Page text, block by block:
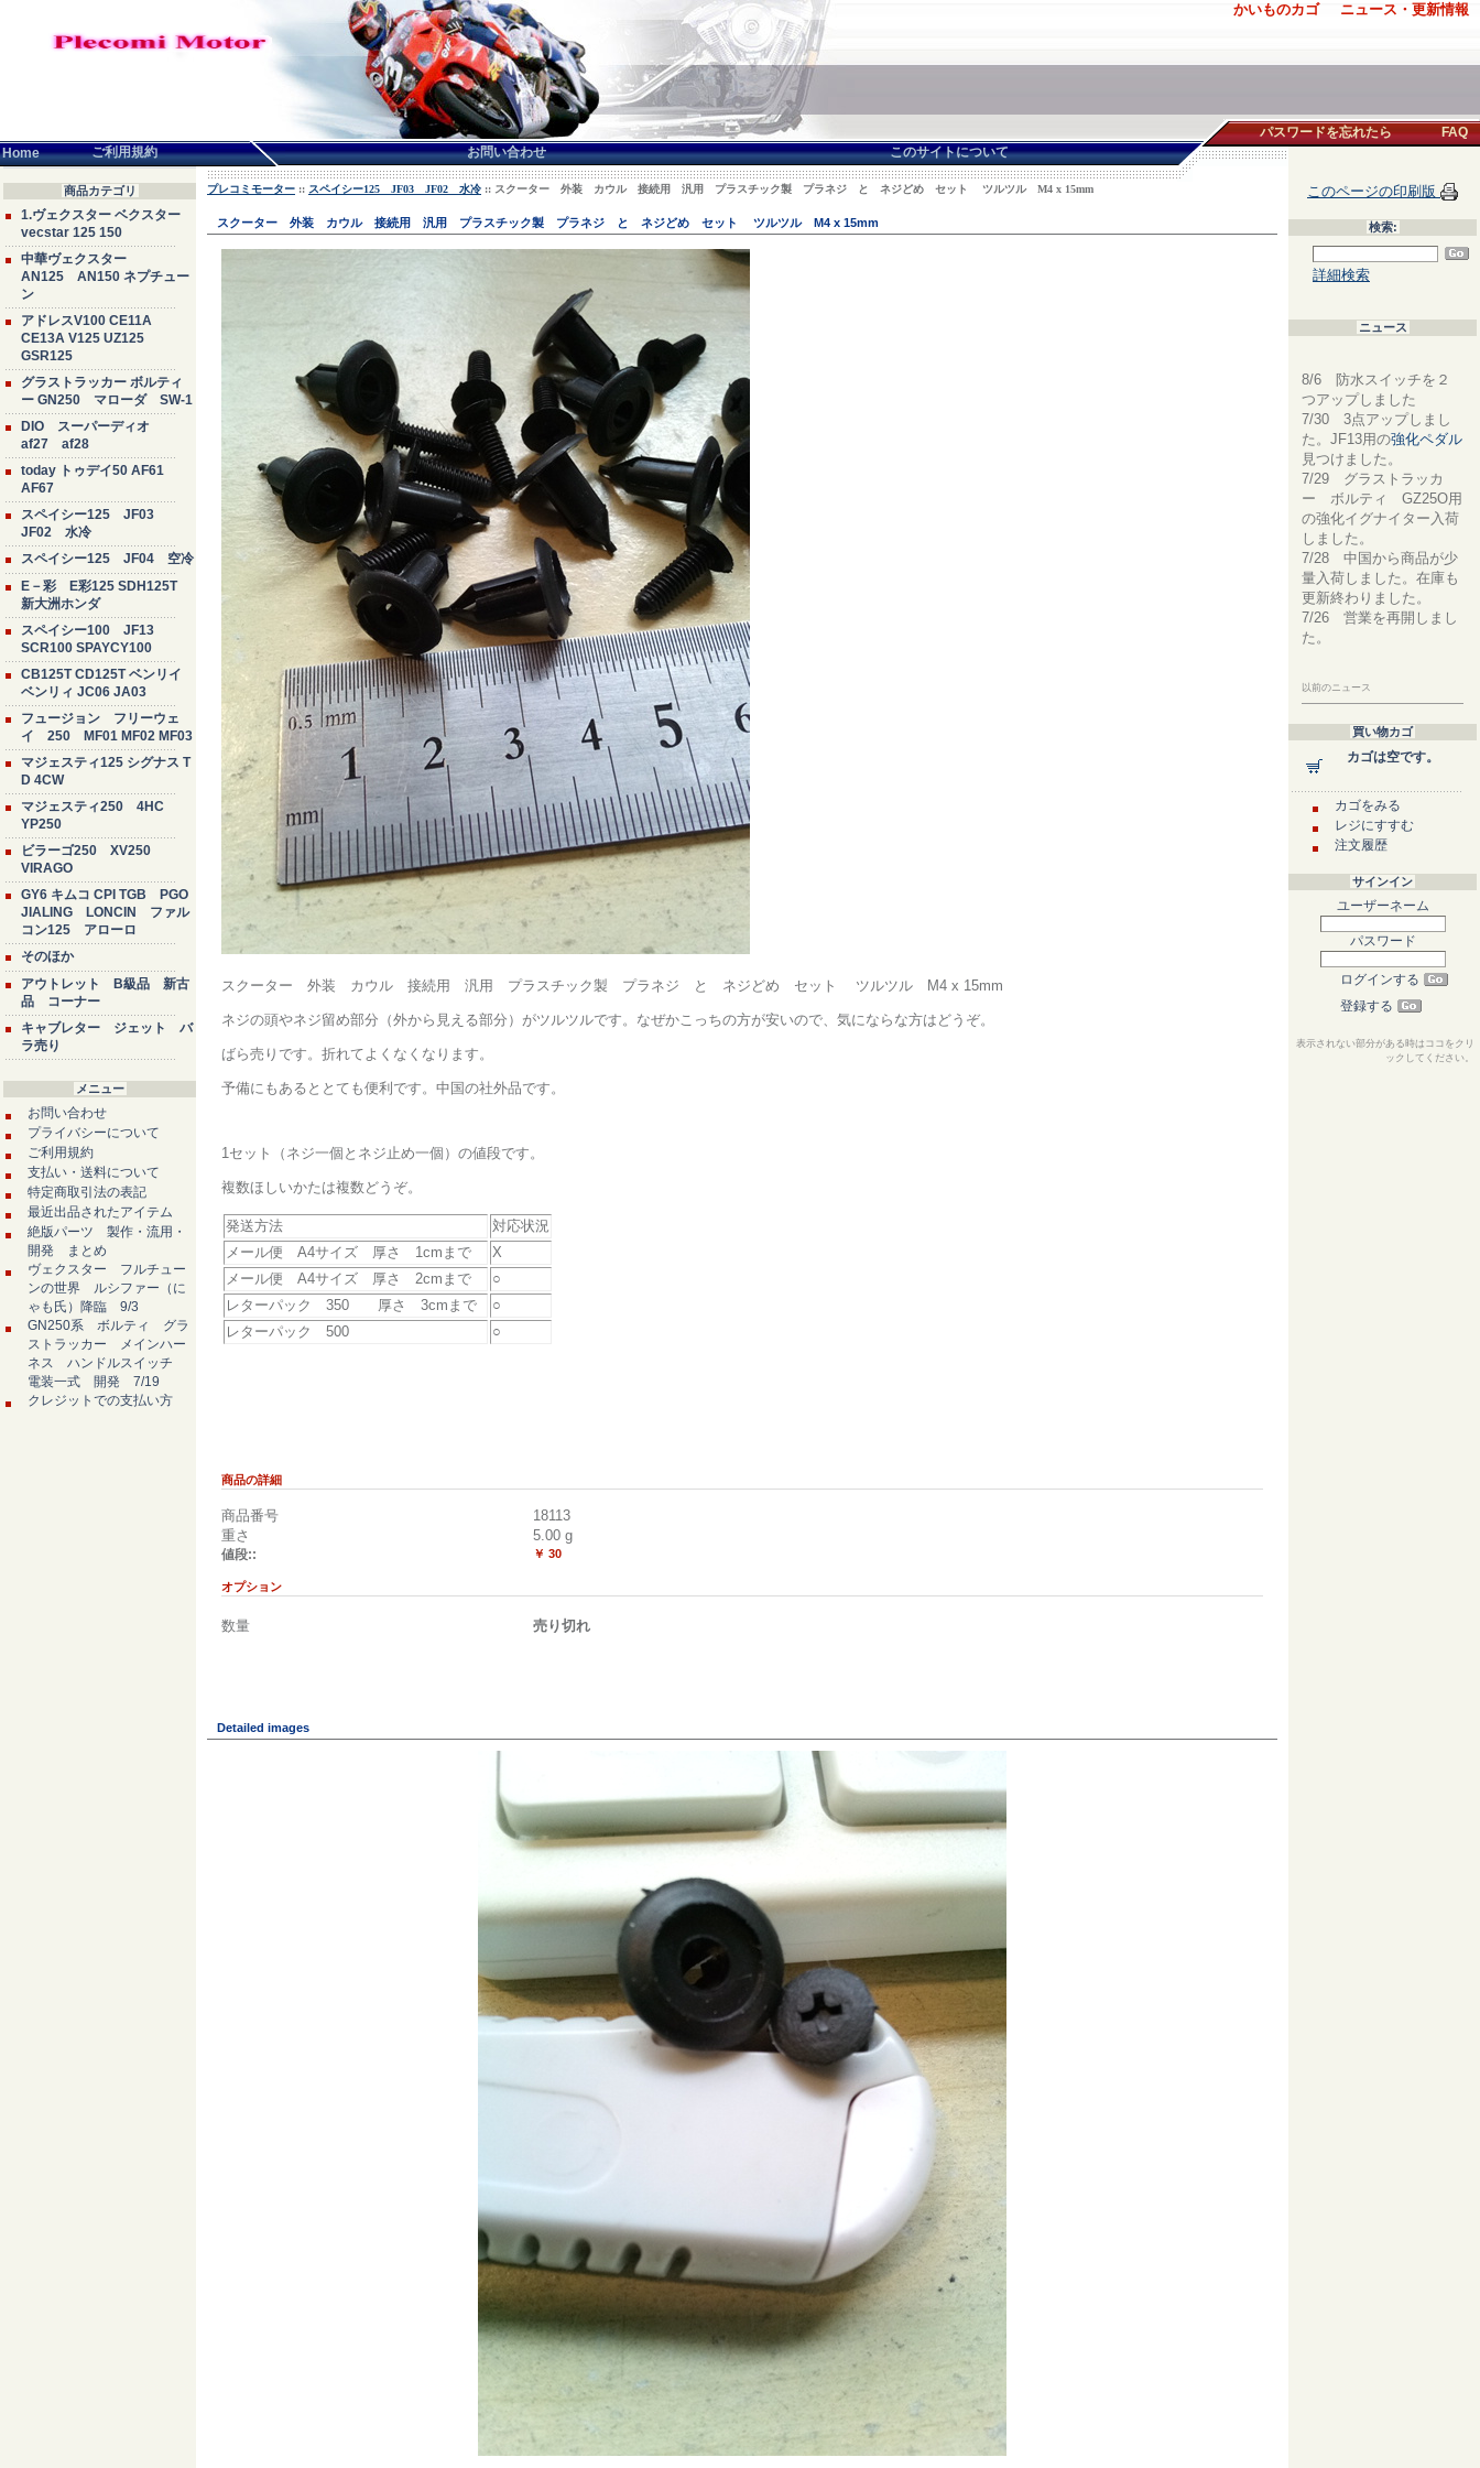
かいものカゴ ニュース・更新情報
Home ご利用規約 お問い合わせ このサイトについて
パスワードを忘れたら FAQ
商品カテゴリ
1.ヴェクスター ベクスター
vecstar 125 150
中華ヴェクスター
AN125 AN150 ネプチュー
ン
アドレスV100 CE11A
CE13A V125 UZ125
GSR125
グラストラッカー ボルティ
ー GN250 マローダ SW-1
DIO スーパーディオ
af27 af28
today トゥデイ50 AF61
AF67
スペイシー125 JF03
JF02 水冷
スペイシー125 JF04 空冷
E－彩 E彩125 SDH125T
新大洲ホンダ
スペイシー100 JF13
SCR100 SPAYCY100
CB125T CD125T ベンリイ
ベンリィ JC06 JA03
フュージョン フリーウェ
イ 250 MF01 MF02 MF03
マジェスティ125 シグナス T
D 4CW
マジェスティ250 4HC
YP250
ビラーゴ250 XV250
VIRAGO
GY6 キムコ CPI TGB PGO
JIALING LONCIN ファル
コン125 アローロ
そのほか
アウトレット B級品 新古
品 コーナー
キャブレター ジェット バ
ラ売り
メニュー
お問い合わせ
プライバシーについて
ご利用規約
支払い・送料について
特定商取引法の表記
最近出品されたアイテム
絶版パーツ 製作・流用・
開発 まとめ
ヴェクスター フルチュー
ンの世界 ルシファー（に
ゃも氏）降臨 9/3
GN250系 ボルティ グラ
ストラッカー メインハー
ネス ハンドルスイッチ
電装一式 開発 7/19
クレジットでの支払い方
プレコミモーター :: スペイシー125 JF03 JF02 水冷 :: スクーター 外装 カウル 接続用 汎用 プラスチック製 プラネジ と ネジどめ セット ツルツル M4 x 15mm
スクーター 外装 カウル 接続用 汎用 プラスチック製 プラネジ と ネジどめ セット ツルツル M4 x 15mm
スクーター 外装 カウル 接続用 汎用 プラスチック製 プラネジ と ネジどめ セット ツルツル M4 x 15mm
ネジの頭やネジ留め部分（外から見える部分）がツルツルです。なぜかこっちの方が安いので、気にならな方はどうぞ。
ばら売りです。折れてよくなくなります。
予備にもあるととても便利です。中国の社外品です。
1セット（ネジ一個とネジ止め一個）の値段です。
複数ほしいかたは複数どうぞ。
発送方法
対応状況
メール便 A4サイズ 厚さ 1cmまで
X
メール便 A4サイズ 厚さ 2cmまで
○
レターパック 350 厚さ 3cmまで
○
レターパック 500
○
商品の詳細
商品番号
18113
重さ
5.00 g
値段:: ￥ 30
オプション
数量 売り切れ
Detailed images
このページの印刷版
検索:
詳細検索
ニュース
8/6 防水スイッチを２
つアップしました
7/30 3点アップしまし
た。JF13用の強化ペダル
見つけました。
7/29 グラストラッカ
ー ボルティ GZ25O用
の強化イグナイター入荷
しました。
7/28 中国から商品が少
量入荷しました。在庫も
更新終わりました。
7/26 営業を再開しまし
た。
以前のニュース
買い物カゴ
カゴは空です。
カゴをみる
レジにすすむ
注文履歴
サインイン
ユーザーネーム
パスワード
ログインする
登録する
表示されない部分がある時はココをクリ
ックしてください。